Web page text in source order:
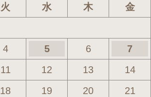
火 水 木 金
4 5 6
7
11 12 13
14
18 19 20
21